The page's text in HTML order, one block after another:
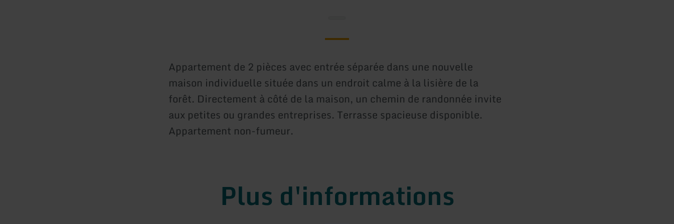
Appartement de 2 pièces avec entrée séparée dans une nouvelle
maison individuelle située dans un endroit calme à la lisière de la
forêt. Directement à côté de la maison, un chemin de randonnée invite
aux petites ou grandes entreprises. Terrasse spacieuse disponible.
Appartement non-fumeur.
Plus d'informations